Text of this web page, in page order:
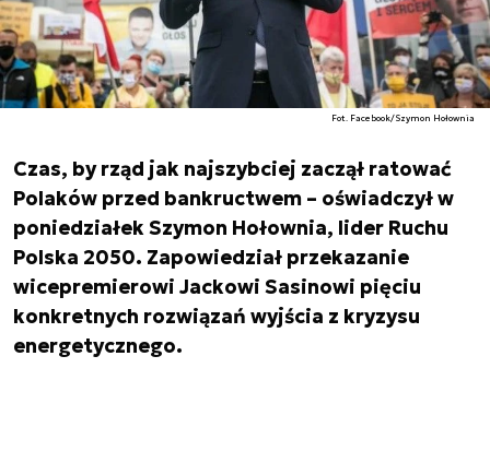
Fot. Facebook/Szymon Hołownia
Czas, by rząd jak najszybciej zaczął ratować
Polaków przed bankructwem – oświadczył w
poniedziałek Szymon Hołownia, lider Ruchu
Polska 2050. Zapowiedział przekazanie
wicepremierowi Jackowi Sasinowi pięciu
konkretnych rozwiązań wyjścia z kryzysu
energetycznego.